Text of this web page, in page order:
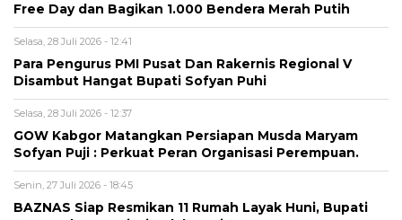
Free Day dan Bagikan 1.000 Bendera Merah Putih
Selasa, 28 Juli 2026 - 12:41
Para Pengurus PMI Pusat Dan Rakernis Regional V
Disambut Hangat Bupati Sofyan Puhi
Selasa, 28 Juli 2026 - 12:37
GOW Kabgor Matangkan Persiapan Musda Maryam
Sofyan Puji : Perkuat Peran Organisasi Perempuan.
Senin, 27 Juli 2026 - 18:45
BAZNAS Siap Resmikan 11 Rumah Layak Huni, Bupati